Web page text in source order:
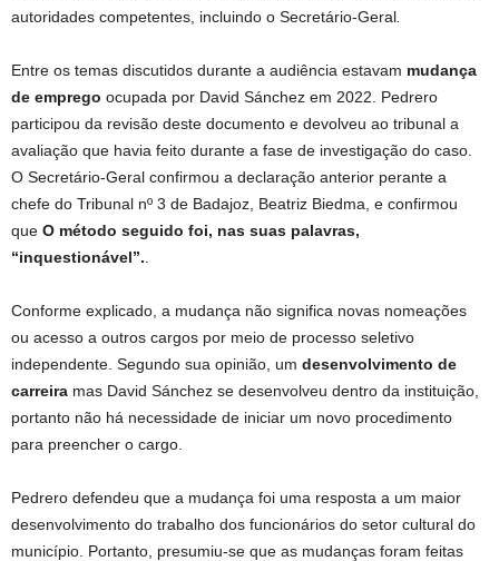
autoridades competentes, incluindo o Secretário-Geral
Entre os temas discutidos durante a audiência estavam mudança
de emprego ocupada por David Sánchez em 2022. Pedrero
participou da revisão deste documento e devolveu ao tribunal a
avaliação que havia feito durante a fase de investigação do caso.
O Secretário-Geral confirmou a declaração anterior perante a
chefe do Tribunal nº 3 de Badajoz, Beatriz Biedma, e confirmou
que O método seguido foi, nas suas palavras,
“inquestionável”.
Conforme explicado, a mudança não significa novas nomeações
ou acesso a outros cargos por meio de processo seletivo
independente. Segundo sua opinião, um desenvolvimento de
carreira mas David Sánchez se desenvolveu dentro da instituição,
portanto não há necessidade de iniciar um novo procedimento
para preencher o cargo.
Pedrero defendeu que a mudança foi uma resposta a um maior
desenvolvimento do trabalho dos funcionários do setor cultural do
município. Portanto, presumiu-se que as mudanças foram feitas